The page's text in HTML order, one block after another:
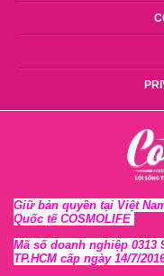
Giữ bản quyền tại Việt
Quốc tế COSMOLIFE
Mã số doanh nghiệp 0313
TP.HCM cấp ngày 14/7/